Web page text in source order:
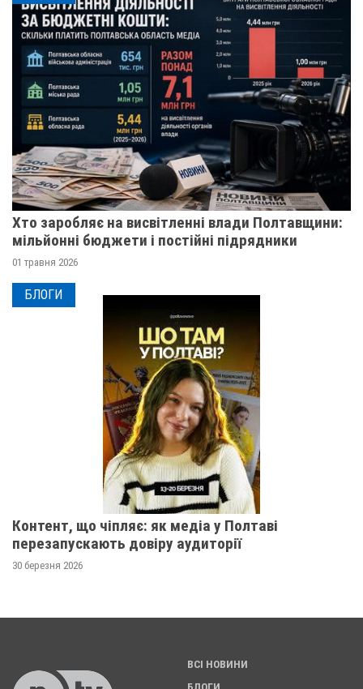
Хто заробляє на висвітленні влади Полтавщини:
мільйонні бюджети і постійні підрядники
01 травня 2026
БЛОГИ
Контент, що чіпляє: як медіа у Полтаві
перезапускають довіру аудиторії
30 березня 2026
ВСІ НОВИНИ